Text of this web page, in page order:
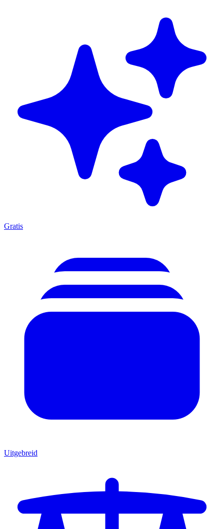
Gratis
Uitgebreid